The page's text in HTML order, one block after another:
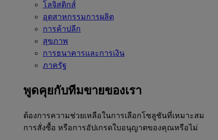
โลจิสติกส์
อุตสาหกรรมการผลิต
การค้าปลีก
สุขภาพ
การธนาคารและการเงิน
ภาครัฐ
พูดคุยกับทีมขายของเรา
ต้องการความช่วยเหลือในการเลือกโซลูชันที่เหมาะสม
การสั่งซื้อ หรือการอัปเกรดใบอนุญาตของคุณหรือไม่